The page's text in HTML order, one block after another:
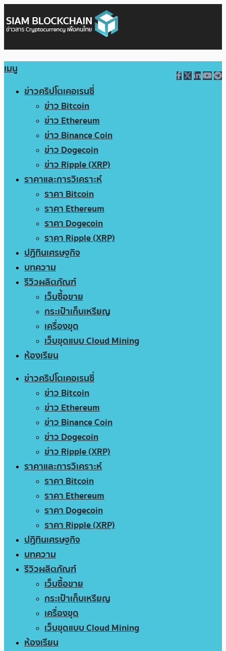
เมนู
ข่าวคริปโตเคอเรนซี่
ข่าว Bitcoin
ข่าว Ethereum
ข่าว Binance Coin
ข่าว Dogecoin
ข่าว Ripple (XRP)
ราคาและการวิเคราะห์
ราคา Bitcoin
ราคา Ethereum
ราคา Dogecoin
ราคา Ripple (XRP)
ปฏิทินเศรษฐกิจ
บทความ
รีวิวผลิตภัณฑ์
เว็บซื้อขาย
กระเป๋าเก็บเหรียญ
เครื่องขุด
เว็บขุดแบบ Cloud Mining
ห้องเรียน
ข่าวคริปโตเคอเรนซี่
ข่าว Bitcoin
ข่าว Ethereum
ข่าว Binance Coin
ข่าว Dogecoin
ข่าว Ripple (XRP)
ราคาและการวิเคราะห์
ราคา Bitcoin
ราคา Ethereum
ราคา Dogecoin
ราคา Ripple (XRP)
ปฏิทินเศรษฐกิจ
บทความ
รีวิวผลิตภัณฑ์
เว็บซื้อขาย
กระเป๋าเก็บเหรียญ
เครื่องขุด
เว็บขุดแบบ Cloud Mining
ห้องเรียน